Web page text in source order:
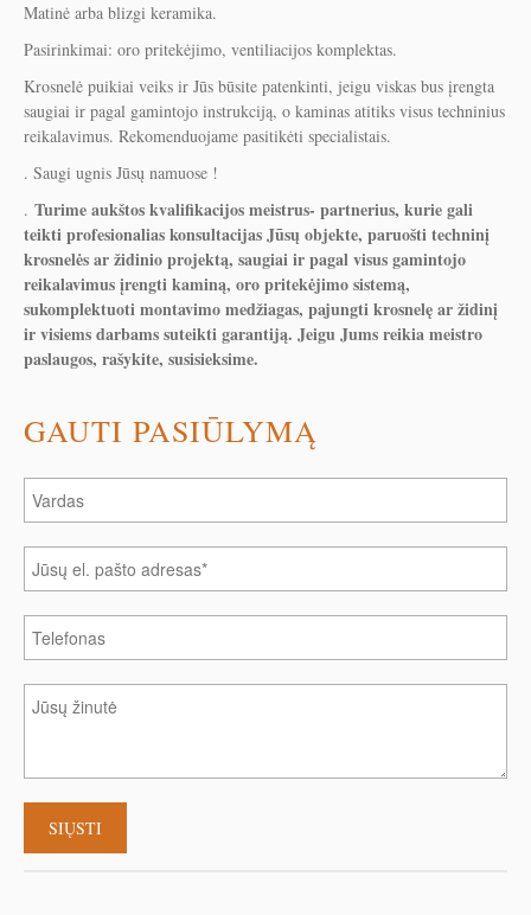
Matinė arba blizgi keramika.
Pasirinkimai: oro pritekėjimo, ventiliacijos komplektas.
Krosnelė puikiai veiks ir Jūs būsite patenkinti, jeigu viskas bus įrengta
saugiai ir pagal gamintojo instrukciją, o kaminas atitiks visus techninius
reikalavimus. Rekomenduojame pasitikėti specialistais.
. Saugi ugnis Jūsų namuose !
. Turime aukštos kvalifikacijos meistrus- partnerius, kurie gali
teikti profesionalias konsultacijas Jūsų objekte, paruošti techninį
krosnelės ar židinio projektą, saugiai ir pagal visus gamintojo
reikalavimus įrengti kaminą, oro pritekėjimo sistemą,
sukomplektuoti montavimo medžiagas, pajungti krosnelę ar židinį
ir visiems darbams suteikti garantiją. Jeigu Jums reikia meistro
paslaugos, rašykite, susisieksime.
GAUTI PASIŪLYMĄ